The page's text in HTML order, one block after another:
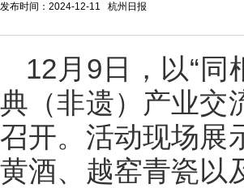
发布时间：2024-12-11 杭州日报
12月9日，以“
典（非遗）产业交
召开。活动现场展
黄酒、越窑青瓷以